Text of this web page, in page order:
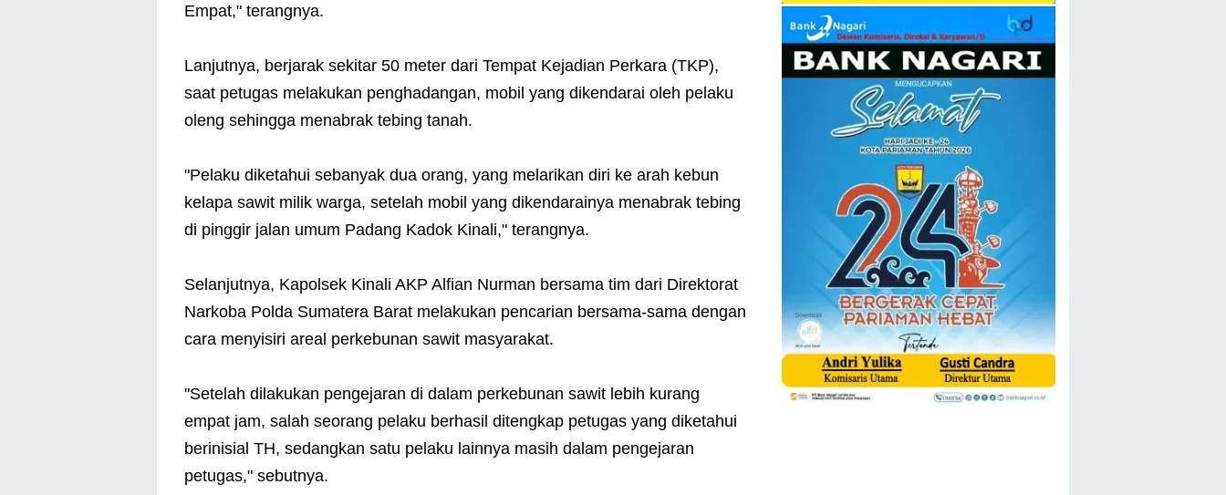
Empat," terangnya.
Lanjutnya, berjarak sekitar 50 meter dari Tempat Kejadian Perkara (TKP),
saat petugas melakukan penghadangan, mobil yang dikendarai oleh pelaku
oleng sehingga menabrak tebing tanah.
"Pelaku diketahui sebanyak dua orang, yang melarikan diri ke arah kebun
kelapa sawit milik warga, setelah mobil yang dikendarainya menabrak tebing
di pinggir jalan umum Padang Kadok Kinali," terangnya.
Selanjutnya, Kapolsek Kinali AKP Alfian Nurman bersama tim dari Direktorat
Narkoba Polda Sumatera Barat melakukan pencarian bersama-sama dengan
cara menyisiri areal perkebunan sawit masyarakat.
"Setelah dilakukan pengejaran di dalam perkebunan sawit lebih kurang
empat jam, salah seorang pelaku berhasil ditengkap petugas yang diketahui
berinisial TH, sedangkan satu pelaku lainnya masih dalam pengejaran
petugas," sebutnya.